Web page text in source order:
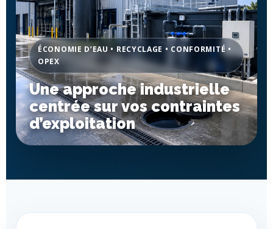
ÉCONOMIE D’EAU • RECYCLAGE • CONFORMITÉ •
OPEX
Une approche industrielle
centrée sur vos contraintes
d’exploitation